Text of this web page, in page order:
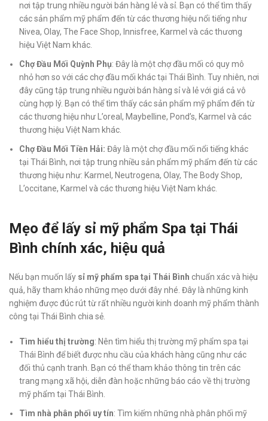
nơi tập trung nhiều người bán hàng lẻ và sỉ. Bạn có thể tìm thấy
các sản phẩm mỹ phẩm đến từ các thương hiệu nổi tiếng như
Nivea, Olay, The Face Shop, Innisfree, Karmel và các thương
hiệu Việt Nam khác.
Chợ Đầu Mối Quỳnh Phụ: Đây là một chợ đầu mối có quy mô
nhỏ hơn so với các chợ đầu mối khác tại Thái Bình. Tuy nhiên, nơi
đây cũng tập trung nhiều người bán hàng sỉ và lẻ với giá cả vô
cùng hợp lý. Bạn có thể tìm thấy các sản phẩm mỹ phẩm đến từ
các thương hiệu như L’oreal, Maybelline, Pond’s, Karmel và các
thương hiệu Việt Nam khác.
Chợ Đầu Mối Tiền Hải: Đây là một chợ đầu mối nổi tiếng khác
tại Thái Bình, nơi tập trung nhiều sản phẩm mỹ phẩm đến từ các
thương hiệu như: Karmel, Neutrogena, Olay, The Body Shop,
L’occitane, Karmel và các thương hiệu Việt Nam khác.
Mẹo để lấy sỉ mỹ phẩm Spa tại Thái
Bình chính xác, hiệu quả
Nếu bạn muốn lấy sỉ mỹ phẩm spa tại Thái Bình chuẩn xác và hiệu
quả, hãy tham khảo những mẹo dưới đây nhé. Đây là những kinh
nghiệm được đúc rút từ rất nhiều người kinh doanh mỹ phẩm thành
công tại Thái Bình chia sẻ.
Tìm hiểu thị trường: Nên tìm hiểu thị trường mỹ phẩm spa tại
Thái Bình để biết được nhu cầu của khách hàng cũng như các
đối thủ cạnh tranh. Bạn có thể tham khảo thông tin trên các
trang mạng xã hội, diễn đàn hoặc những báo cáo về thị trường
mỹ phẩm tại Thái Bình.
Tìm nhà phân phối uy tín: Tìm kiếm những nhà phân phối mỹ